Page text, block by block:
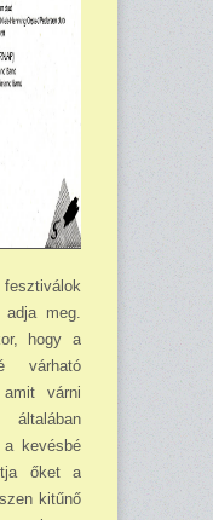
adja meg.
hogy a
várható
várni
kevésbé
őket a
kitűnő